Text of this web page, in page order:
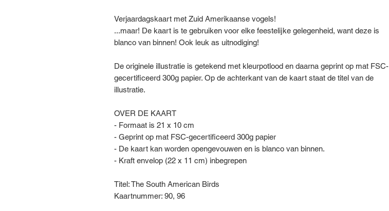
Verjaardagskaart met Zuid Amerikaanse vogels!
...maar! De kaart is te gebruiken voor elke feestelijke gelegenheid, want deze is
blanco van binnen! Ook leuk as uitnodiging!
De originele illustratie is getekend met kleurpotlood en daarna geprint op mat FSC-
gecertificeerd 300g papier. Op de achterkant van de kaart staat de titel van de
illustratie.
OVER DE KAART
- Formaat is 21 x 10 cm
- Geprint op mat FSC-gecertificeerd 300g papier
- De kaart kan worden opengevouwen en is blanco van binnen.
- Kraft envelop (22 x 11 cm) inbegrepen
Titel: The South American Birds
Kaartnummer: 90, 96